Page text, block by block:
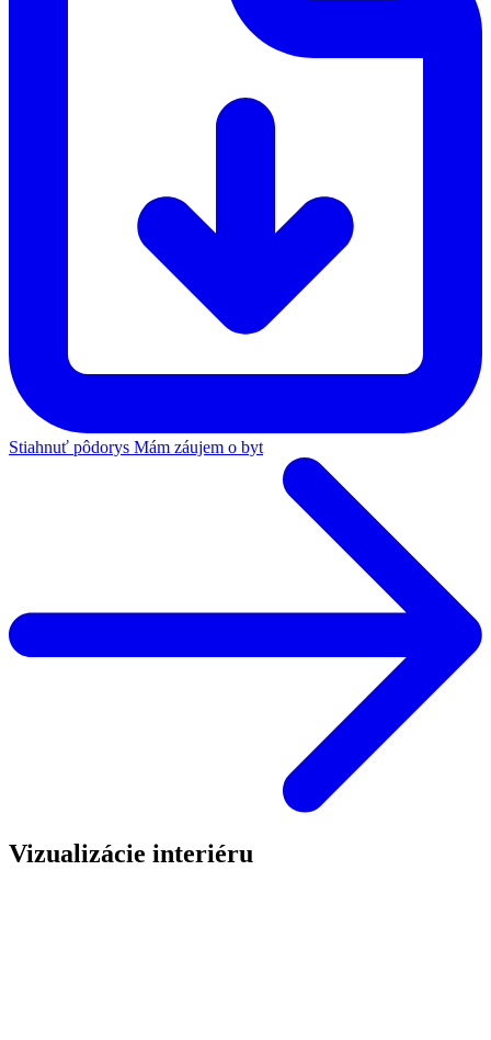
Stiahnuť pôdorys Mám záujem o byt
Vizualizácie interiéru